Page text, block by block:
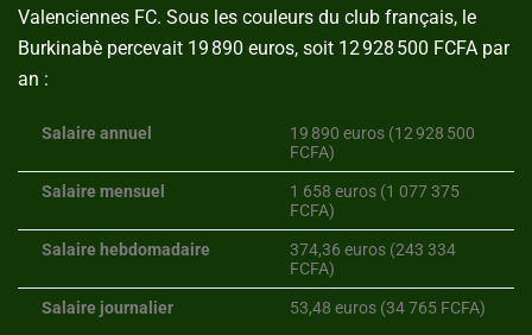
Valenciennes FC. Sous les couleurs du club français, le
Burkinabè percevait 19 890 euros, soit 12 928 500 FCFA par
an :
Salaire annuel
19 890 euros (12 928 500
FCFA)
Salaire mensuel
1 658 euros (1 077 375
FCFA)
Salaire hebdomadaire
374,36 euros (243 334
FCFA)
Salaire journalier 53,48 euros (34 765 FCFA)